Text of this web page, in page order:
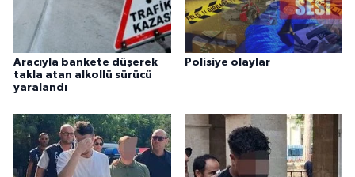
Aracıyla bankete düşerek
takla atan alkollü sürücü
yaralandı
Polisiye olaylar